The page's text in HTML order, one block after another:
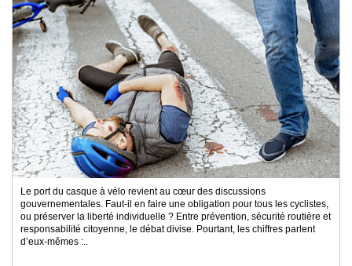
Le port du casque à vélo revient au cœur des discussions
gouvernementales. Faut-il en faire une obligation pour tous les cyclistes,
ou préserver la liberté individuelle ? Entre prévention, sécurité routière et
responsabilité citoyenne, le débat divise. Pourtant, les chiffres parlent
d’eux-mêmes :..